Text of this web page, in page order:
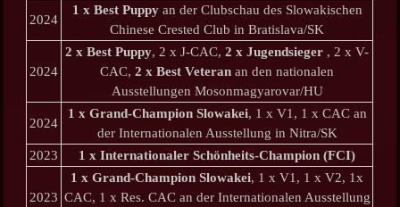
2024
1 x Best Puppyan der Clubschau des Slowakischen
Chinese Crested Club in Bratislava/SK
2024
2 x Best Puppy, 2 x J-CAC,2 x Jugendsieger , 2 x V-
CAC,2 x Best Veteran an den nationalen
Ausstellungen Mosonmagyarovar/HU
2024
1 x Grand-Champion Slowakei, 1 x V1, 1 x CAC an
der Internationalen Ausstellung in Nitra/SK
2023
1 x Internationaler Schönheits-Champion (FCI)
2023
1 x Grand-Champion Slowakei, 1 x V1, 1 x V2, 1x
CAC, 1 x Res. CAC an der Internationalen Ausstellung